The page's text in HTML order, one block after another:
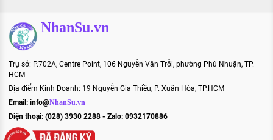
NhanSu.vn
Trụ sở: P.702A, Centre Point, 106 Nguyễn Văn Trỗi, phường Phú Nhuận, TP.
HCM
Địa điểm Kinh Doanh: 19 Nguyễn Gia Thiều, P. Xuân Hòa, TP.HCM
Email: info@NhanSu.vn
Điện thoại: (028) 3930 2288 - Zalo: 0932170886